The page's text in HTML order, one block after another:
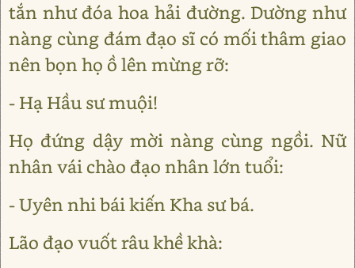
tắn như đóa hoa hải đường. Dường như
nàng cùng đám đạo sĩ có mối thâm giao
nên bọn họ ồ lên mừng rỡ:
- Hạ Hầu sư muội!
Họ đứng dậy mời nàng cùng ngồi. Nữ
nhân vái chào đạo nhân lớn tuổi:
- Uyên nhi bái kiến Kha sư bá.
Lão đạo vuốt râu khề khà: